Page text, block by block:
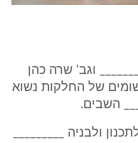
וגב' שרה כהן
של החלקות נשוא
השבים.
לתכנון ולבניה _________